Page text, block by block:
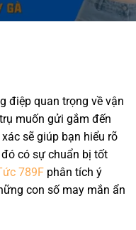
điệp quan trọng về vận
muốn gửi gắm đến
sẽ giúp bạn hiểu rõ
có sự chuẩn bị tốt
789F phân tích ý
con số may mắn ẩn